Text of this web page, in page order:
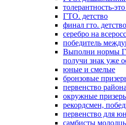
толерантность-
ГТО. детство
финал гто. детство
серебро на
победитель
Выполни нормы
получи знак уже
юные и смелые
бронзовые
первенство
окружные
рекордсмен,
первенство для
самбисты